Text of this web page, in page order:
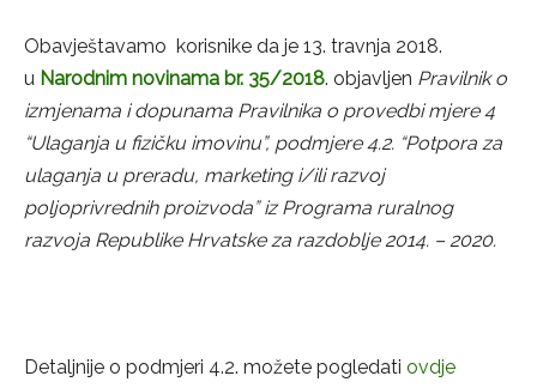
Obavještavamo korisnike da je 13. travnja 2018.
u Narodnim novinama br. 35/2018. objavljen Pravilnik o
izmjenama i dopunama Pravilnika o provedbi mjere 4
“Ulaganja u fizičku imovinu”, podmjere 4.2. “Potpora za
ulaganja u preradu, marketing i/ili razvoj
poljoprivrednih proizvoda” iz Programa ruralnog
razvoja Republike Hrvatske za razdoblje 2014. – 2020.
Detaljnije o podmjeri 4.2. možete pogledati ovdje